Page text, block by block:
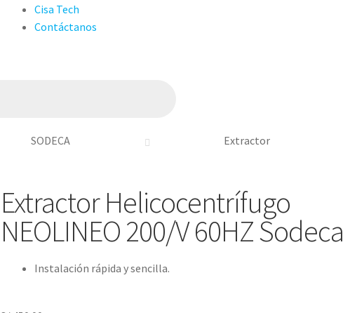
Cisa Tech
Contáctanos
SODECA
Extractor
Extractor Helicocentrífugo
NEOLINEO 200/V 60HZ Sodeca
Instalación rápida y sencilla.